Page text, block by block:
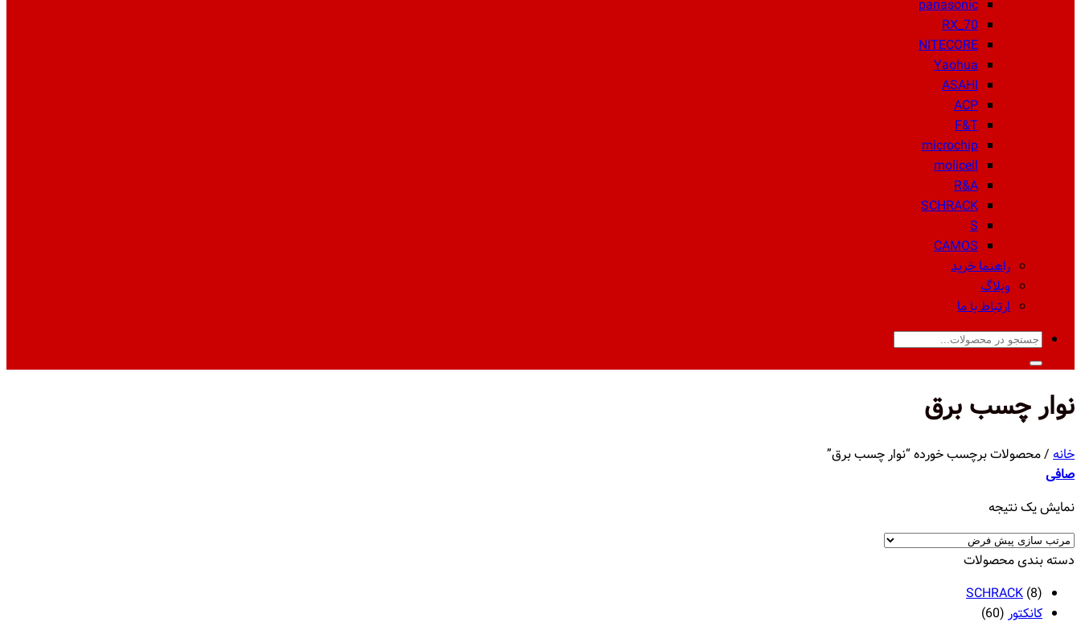
panasonic
RX_70
NITECORE
Yaohua
ASAHI
ACP
F&T
microchip
molicell
R&A
SCHRACK
S
CAMOS
راهنما خرید
وبلاگ
ارتباط با ما
جستجو
برای:
نوار چسب برق
خانه /محصولات برچسب خورده “نوار چسب برق”
صافی
نمایش یک نتیجه
دسته‌ بندی محصولات
SCHRACK (8)
کانکتور (60)